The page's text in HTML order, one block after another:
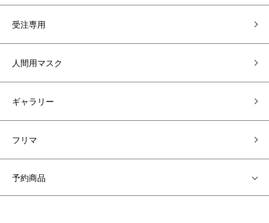
受注専用
人間用マスク
ギャラリー
フリマ
予約商品